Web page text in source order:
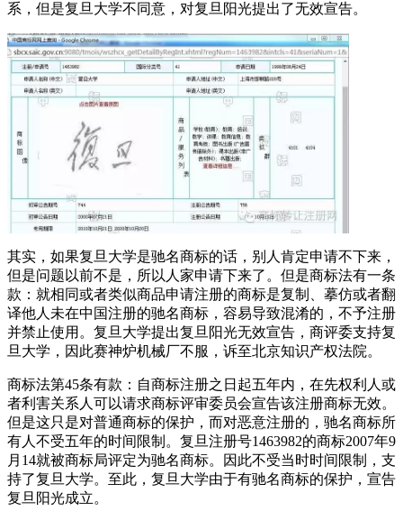
系，但是复旦大学不同意，对复旦阳光提出了无效宣告。
其实，如果复旦大学是驰名商标的话，别人肯定申请不下来，
但是问题以前不是，所以人家申请下来了。但是商标法有一条
款：就相同或者类似商品申请注册的商标是复制、摹仿或者翻
译他人未在中国注册的驰名商标，容易导致混淆的，不予注册
并禁止使用。复旦大学提出复旦阳光无效宣告，商评委支持复
旦大学，因此赛神炉机械厂不服，诉至北京知识产权法院。
商标法第45条有款：自商标注册之日起五年内，在先权利人或
者利害关系人可以请求商标评审委员会宣告该注册商标无效。
但是这只是对普通商标的保护，而对恶意注册的，驰名商标所
有人不受五年的时间限制。复旦注册号1463982的商标2007年9
月14就被商标局评定为驰名商标。因此不受当时时间限制，支
持了复旦大学。至此，复旦大学由于有驰名商标的保护，宣告
复旦阳光成立。